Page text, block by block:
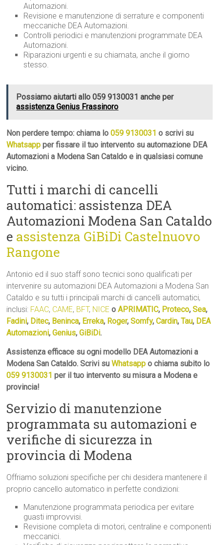
Automazioni.
Revisione e manutenzione di serrature e componenti
meccaniche DEA Automazioni.
Controlli periodici e manutenzioni programmate DEA
Automazioni.
Riparazioni urgenti e su chiamata, anche il giorno
stesso.
Possiamo aiutarti allo 059 9130031 anche per
assistenza Genius Frassinoro
Non perdere tempo: chiama lo059 9130031 o scrivi su
Whatsapp per fissare il tuo intervento su automazione DEA
Automazioni a Modena San Cataldo e in qualsiasi comune
vicino.
Tutti i marchi di cancelli
automatici: assistenza DEA
Automazioni Modena San Cataldo
e assistenza GiBiDi Castelnuovo
Rangone
Antonio ed il suo staff sono tecnici sono qualificati per
intervenire su automazioni DEA Automazioni a Modena San
Cataldo e su tutti i principali marchi di cancelli automatici,
inclusi: FAAC, CAME, BFT, NICE oAPRIMATIC, Proteco,Sea,
Fadini, Ditec, Beninca, Erreka, Roger,Somfy,Cardin,Tau, DEA
Automazioni,Genius,GiBiDi.
Assistenza efficace su ogni modello DEA Automazioni a
Modena San Cataldo. Scrivi suWhatsapp o chiama subito lo
059 9130031 per il tuo intervento su misura a Modena e
provincia!
Servizio di manutenzione
programmata su automazioni e
verifiche di sicurezza in
provincia di Modena
Offriamo soluzioni specifiche per chi desidera mantenere il
proprio cancello automatico in perfette condizioni:
Manutenzione programmata periodica per evitare
guasti improvvisi.
Revisione completa di motori, centraline e componenti
meccanici.